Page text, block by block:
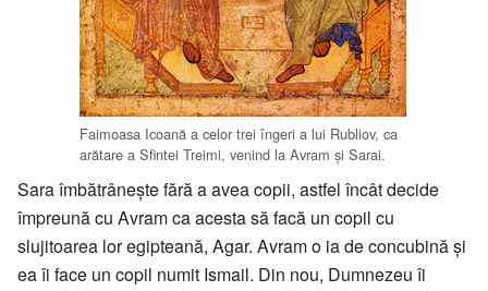
Faimoasa Icoană a celor trei îngeri a lui Rubliov, ca
arătare a Sfintei Treimi, venind la Avram şi Sarai.
Sara îmbătrâneşte fără a avea copii, astfel încât decide
împreună cu Avram ca acesta să facă un copil cu
slujitoarea lor egipteană, Agar. Avram o ia de concubină şi
ea îi face un copil numit Ismail. Din nou, Dumnezeu îi